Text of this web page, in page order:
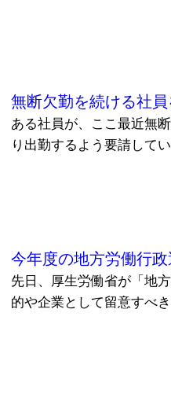
無断欠勤を続ける社
ある社員が、ここ最近無
り出勤するよう要請して
今年度の地方労働行
先日、厚生労働省が「地
的や企業として留意すべ